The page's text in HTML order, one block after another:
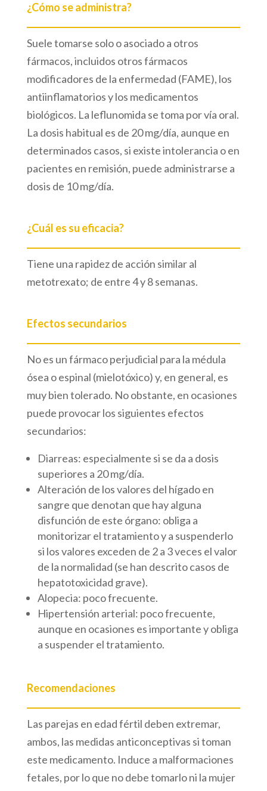
¿Cómo se administra?
Suele tomarse solo o asociado a otros
fármacos, incluidos otros fármacos
modificadores de la enfermedad (FAME), los
antiinflamatorios y los medicamentos
biológicos. La leflunomida se toma por vía oral.
La dosis habitual es de 20 mg/día, aunque en
determinados casos, si existe intolerancia o en
pacientes en remisión, puede administrarse a
dosis de 10 mg/día.
¿Cuál es su eficacia?
Tiene una rapidez de acción similar al
metotrexato; de entre 4 y 8 semanas.
Efectos secundarios
No es un fármaco perjudicial para la médula
ósea o espinal (mielotóxico) y, en general, es
muy bien tolerado. No obstante, en ocasiones
puede provocar los siguientes efectos
secundarios:
Diarreas: especialmente si se da a dosis
superiores a 20 mg/día.
Alteración de los valores del hígado en
sangre que denotan que hay alguna
disfunción de este órgano: obliga a
monitorizar el tratamiento y a suspenderlo
si los valores exceden de 2 a 3 veces el valor
de la normalidad (se han descrito casos de
hepatotoxicidad grave).
Alopecia: poco frecuente.
Hipertensión arterial: poco frecuente,
aunque en ocasiones es importante y obliga
a suspender el tratamiento.
Recomendaciones
Las parejas en edad fértil deben extremar,
ambos, las medidas anticonceptivas si toman
este medicamento. Induce a malformaciones
fetales, por lo que no debe tomarlo ni la mujer